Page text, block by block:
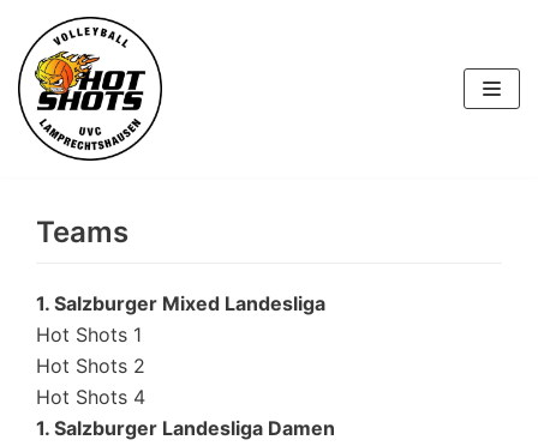
Skip
to
content
Teams
1. Salzburger Mixed Landesliga
Hot Shots 1
Hot Shots 2
Hot Shots 4
1. Salzburger Landesliga Damen